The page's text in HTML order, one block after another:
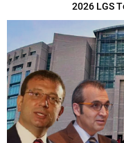
2026 LGS